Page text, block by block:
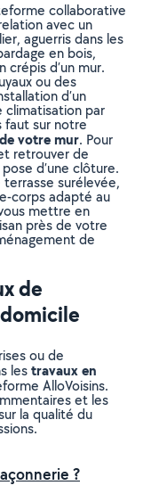
collaborative
avec un
aguerris dans les
en bois,
d’un mur.
ou des
d’un
climatisation par
faut sur notre
votre mur. Pour
retrouver de
d’une clôture.
surélevée,
corps adapté au
mettre en
près de votre
de
de
ou de
lestravaux en
AlloVoisins.
et les
la qualité du
?